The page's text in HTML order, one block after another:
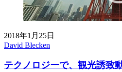
2018年1月25日
David Blecken
テクノロジーで、観光誘致